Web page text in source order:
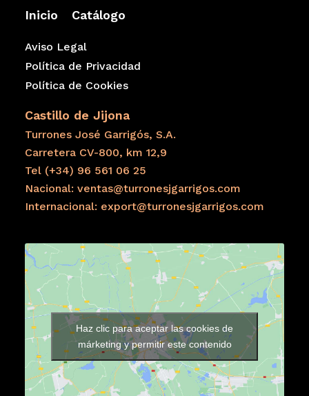
Inicio Catálogo
Aviso Legal
Política de Privacidad
Política de Cookies
Castillo de Jijona
Turrones José Garrigós, S.A.
Carretera CV-800, km 12,9
Tel (+34) 96 561 06 25
Nacional: ventas@turronesjgarrigos.com
Internacional: export@turronesjgarrigos.com
Haz clic para aceptar las cookies de
márketing y permitir este contenido